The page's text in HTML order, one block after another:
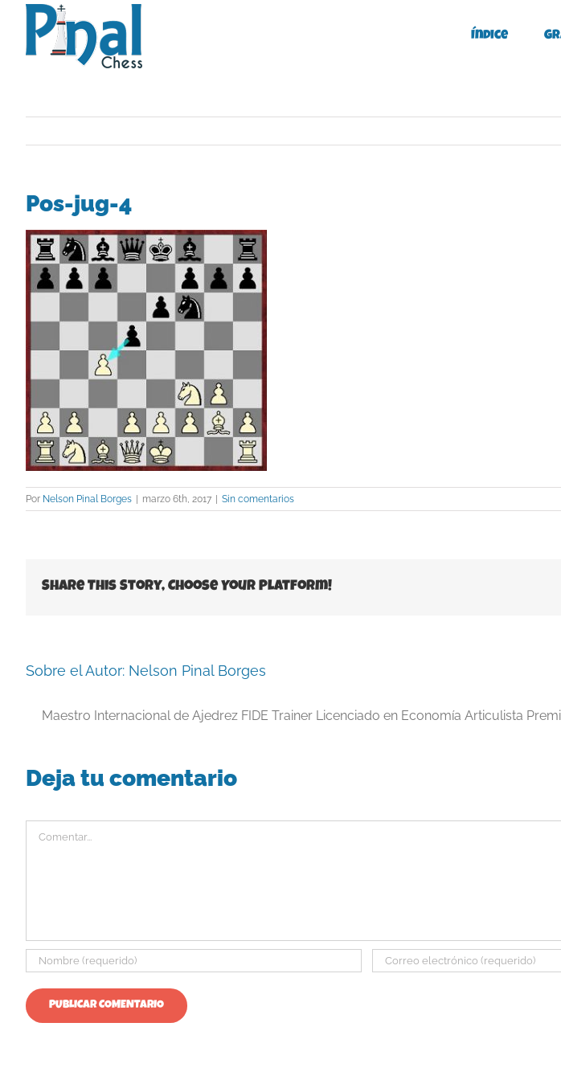
Saltar
contenido
Índice
Pos-jug-4
Por Nelson Pinal Borges | marzo 6th, 2017 | Sin comentarios
Share This Story, Choose Your Platform!
Sobre el Autor: Nelson Pinal Borges
Maestro Internacional de Ajedrez FIDE Trainer Licenciado en Economía Articulista
Deja tu comentario